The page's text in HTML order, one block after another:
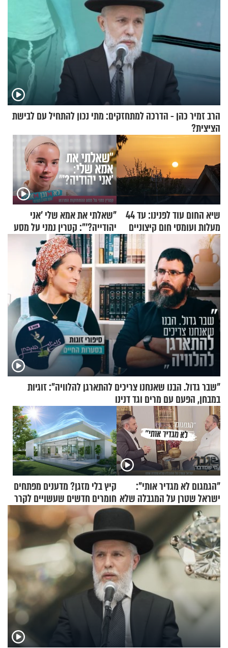
הרב זמיר כהן - הדרכה למתחזקים: מתי נכון להתחיל עם לבישת
הציצית?
שיא החום עוד לפנינו: עד 44
מעלות ועומסי חום קיצוניים
"שאלתי את אמא שלי 'אני
יהודייה?'": קטרין נמני על מסע
ההתחזקות המרגש
"שבר גדול. הבנו שאנחנו צריכים להתארגן להלוויה": זוגיות
במבחן, הפעם עם מרים וגד דנינו
"הגמגום לא מגדיר אותי":
ישראל שטרן על המגבלה שלא
עוצרת אותו
קיץ בלי מזגן? מדענים מפתחים
חומרים חדשים שעשויים לקרר
בתים